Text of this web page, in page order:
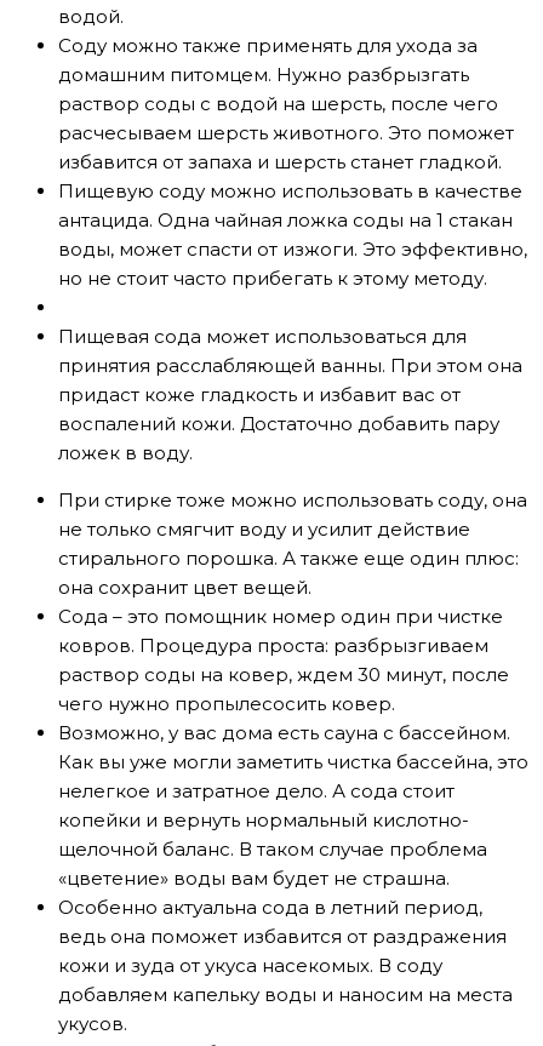
водой.
Соду можно также применять для ухода за
домашним питомцем. Нужно разбрызгать
раствор соды с водой на шерсть, после чего
расчесываем шерсть животного. Это поможет
избавится от запаха и шерсть станет гладкой.
Пищевую соду можно использовать в качестве
антацида. Одна чайная ложка соды на 1 стакан
воды, может спасти от изжоги. Это эффективно,
но не стоит часто прибегать к этому методу.
Пищевая сода может использоваться для
принятия расслабляющей ванны. При этом она
придаст коже гладкость и избавит вас от
воспалений кожи. Достаточно добавить пару
ложек в воду.
При стирке тоже можно использовать соду, она
не только смягчит воду и усилит действие
стирального порошка. А также еще один плюс:
она сохранит цвет вещей.
Сода – это помощник номер один при чистке
ковров. Процедура проста: разбрызгиваем
раствор соды на ковер, ждем 30 минут, после
чего нужно пропылесосить ковер.
Возможно, у вас дома есть сауна с бассейном.
Как вы уже могли заметить чистка бассейна, это
нелегкое и затратное дело. А сода стоит
копейки и вернуть нормальный кислотно-
щелочной баланс. В таком случае проблема
«цветение» воды вам будет не страшна.
Особенно актуальна сода в летний период,
ведь она поможет избавится от раздражения
кожи и зуда от укуса насекомых. В соду
добавляем капельку воды и наносим на места
укусов.